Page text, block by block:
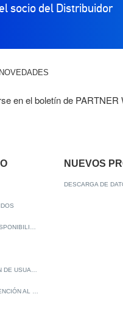
socio del Distribuidor
en el boletín de